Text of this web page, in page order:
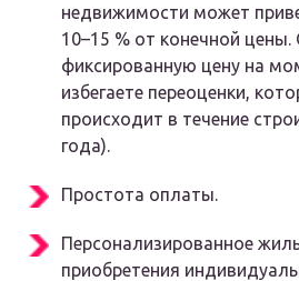
недвижимости может
10–15 % от конечной цены.
фиксированную цену на
избегаете переоценки,
происходит в течение
года).
Простота оплаты.
Персонализированное
приобретения